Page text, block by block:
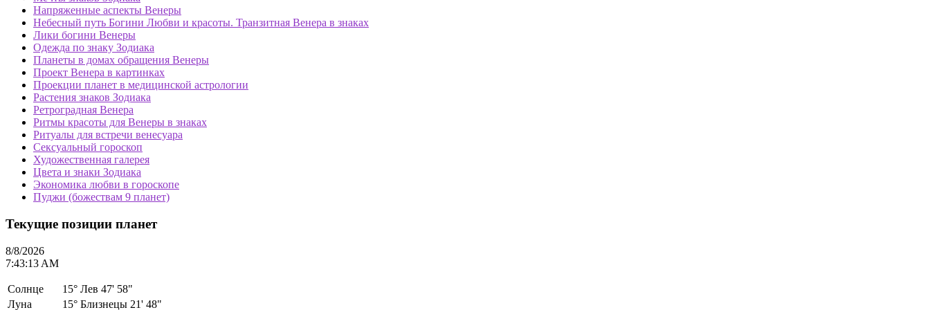
Напряженные аспекты Венеры
Небесный путь Богини Любви и красоты. Транзитная Венера в знаках
Лики богини Венеры
Одежда по знаку Зодиака
Планеты в домах обращения Венеры
Проект Венера в картинках
Проекции планет в медицинской астрологии
Растения знаков Зодиака
Ретроградная Венера
Ритмы красоты для Венеры в знаках
Ритуалы для встречи венесуара
Сексуальный гороскоп
Художественная галерея
Цвета и знаки Зодиака
Экономика любви в гороскопе
Пуджи (божествам 9 планет)
Текущие позиции планет
8/8/2026
7:43:13 AM
Солнце 15° Лев 47' 58"
Луна
15° Близнецы 21' 48"